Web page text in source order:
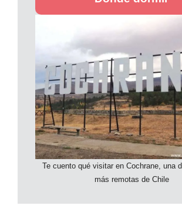
Te cuento qué visitar en Cochrane, una
más remotas de Chile